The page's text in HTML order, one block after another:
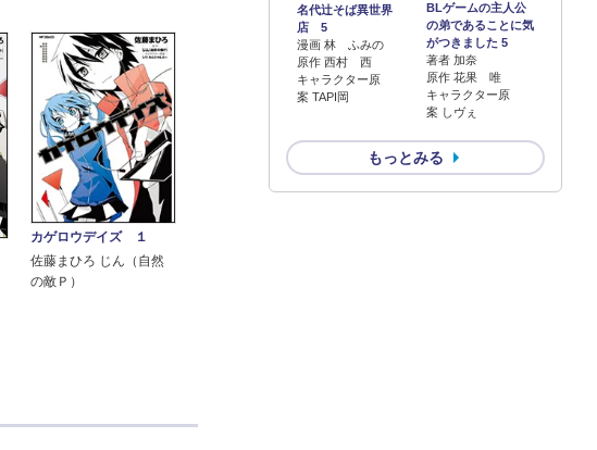
名代辻そば異世界
店 5
漫画 林 ふみの
原作 西村 西
キャラクター原
案 TAPI岡
BLゲームの主人公
の弟であることに気
がつきました 5
著者 加奈
原作 花果 唯
キャラクター原
案 しヴぇ
もっとみる
カゲロウデイズ １
佐藤まひろ じん（自然
の敵Ｐ）